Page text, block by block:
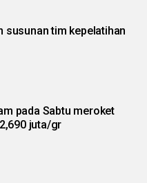
susunan tim kepelatihan
pada Sabtu meroket
juta/gr